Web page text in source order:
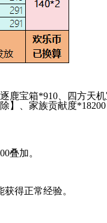
鹿宝箱*910、四方天
】
、家族贡献度
叠加。
得正常经验。